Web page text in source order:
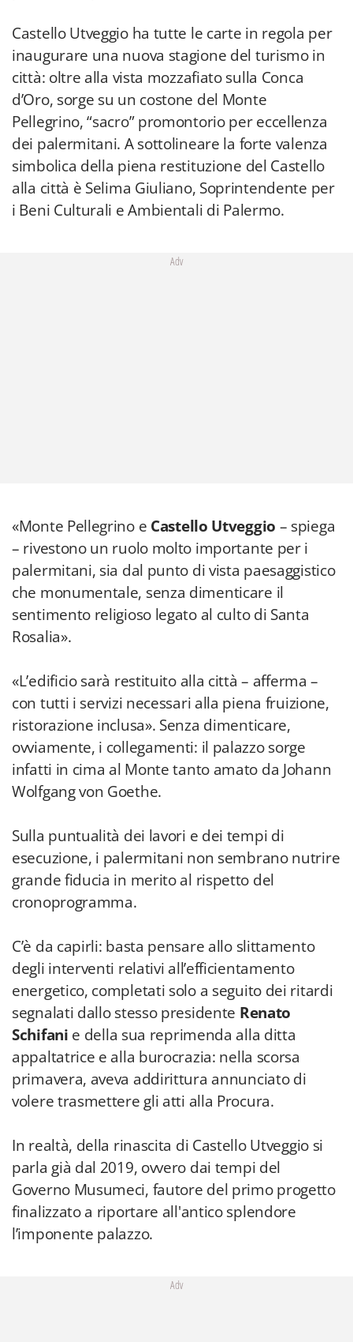
Castello Utveggio ha tutte le carte in regola per
inaugurare una nuova stagione del turismo in
città: oltre alla vista mozzafiato sulla Conca
d’Oro, sorge su un costone del Monte
Pellegrino, “sacro” promontorio per eccellenza
dei palermitani. A sottolineare la forte valenza
simbolica della piena restituzione del Castello
alla città è Selima Giuliano, Soprintendente per
i Beni Culturali e Ambientali di Palermo.
Adv
«Monte Pellegrino e Castello Utveggio – spiega
– rivestono un ruolo molto importante per i
palermitani, sia dal punto di vista paesaggistico
che monumentale, senza dimenticare il
sentimento religioso legato al culto di Santa
Rosalia».
«L’edificio sarà restituito alla città – afferma –
con tutti i servizi necessari alla piena fruizione,
ristorazione inclusa». Senza dimenticare,
ovviamente, i collegamenti: il palazzo sorge
infatti in cima al Monte tanto amato da Johann
Wolfgang von Goethe.
Sulla puntualità dei lavori e dei tempi di
esecuzione, i palermitani non sembrano nutrire
grande fiducia in merito al rispetto del
cronoprogramma.
C’è da capirli: basta pensare allo slittamento
degli interventi relativi all’efficientamento
energetico, completati solo a seguito dei ritardi
segnalati dallo stesso presidente Renato
Schifani e della sua reprimenda alla ditta
appaltatrice e alla burocrazia: nella scorsa
primavera, aveva addirittura annunciato di
volere trasmettere gli atti alla Procura.
In realtà, della rinascita di Castello Utveggio si
parla già dal 2019, ovvero dai tempi del
Governo Musumeci, fautore del primo progetto
finalizzato a riportare all'antico splendore
l’imponente palazzo.
Adv